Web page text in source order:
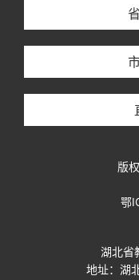
版
鄂
湖北省
地址：湖